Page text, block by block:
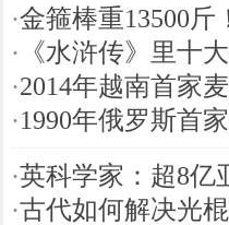
·金箍棒重13500斤
· 《水浒传》里十
·2014年越南首家
·1990年俄罗斯首
·英科学家：超8亿
·古代如何解决光